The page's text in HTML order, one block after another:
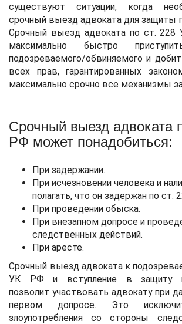
существуют ситуации, когда
срочный выезд адвоката для защиты
Срочный выезд адвоката по ст. 228
максимально быстро
подозреваемого/обвиняемого и
всех прав, гарантированных
максимально срочно все механизмы
Срочный выезд адвоката
РФ может понадобиться:
При задержании.
При исчезновении человека и
полагать, что он задержан по ст.
При проведении обыска.
При внезапном допросе и
следственных действий.
При аресте.
Срочный выезд адвоката к
УК РФ и вступление в защиту
позволит участвовать адвокату при
первом допросе. Это
злоупотребления со стороны